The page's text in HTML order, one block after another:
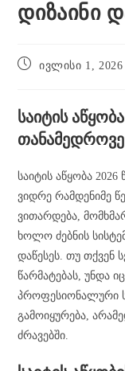
დიზაინი
ივლისი 1, 2026
საიტის
თანამედროვე
საიტის აწყობა
ვიდრე რამდენიმე
ვითარდება,
ხოლო ძებნის
დაწესეს. თუ
წარმატებას, უნდა
პროფესიონალური
გამოიყურება,
ძრავებში.